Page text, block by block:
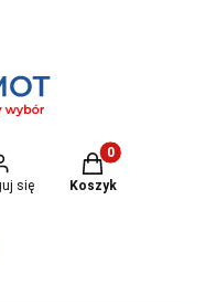
się
Produkty w
Koszyk